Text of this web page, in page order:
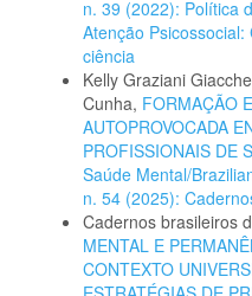
n. 39 (2022): Política
Atenção
ciência
Kelly Graziani
Cunha, FORMAÇÃO
AUTOPROVOCADA
PROFISSIONAIS DE
Saúde Mental/
n. 54 (2025):
Cadernos brasileiros
MENTAL E
CONTEXTO